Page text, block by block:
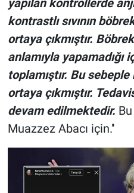
yapılan kontrollerde
kontrastlı sıvının
ortaya çıkmıştır.
anlamıyla yapamadığı
toplamıştır. Bu
ortaya çıkmıştır.
devam edilmektedir.
Muazzez Abacı için.''